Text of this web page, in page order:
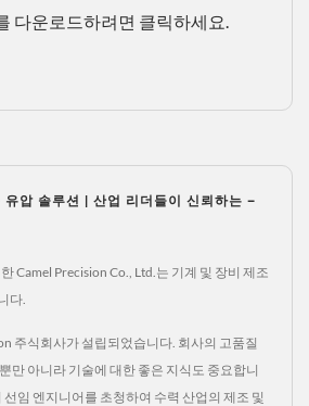
다운로드하려면 클릭하세요.
압 솔루션 | 산업 리더들이 신뢰하는 –
Camel Precision Co., Ltd.는 기계 및 장비 제조
다.
주식회사가 설립되었습니다. 회사의 고품질
만 아니라 기술에 대한 좋은 지식도 중요합니
임 엔지니어를 초청하여 수력 산업의 제조 및